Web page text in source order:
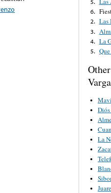
6.
2. Las
3.
4. La
5.
Mavi
La